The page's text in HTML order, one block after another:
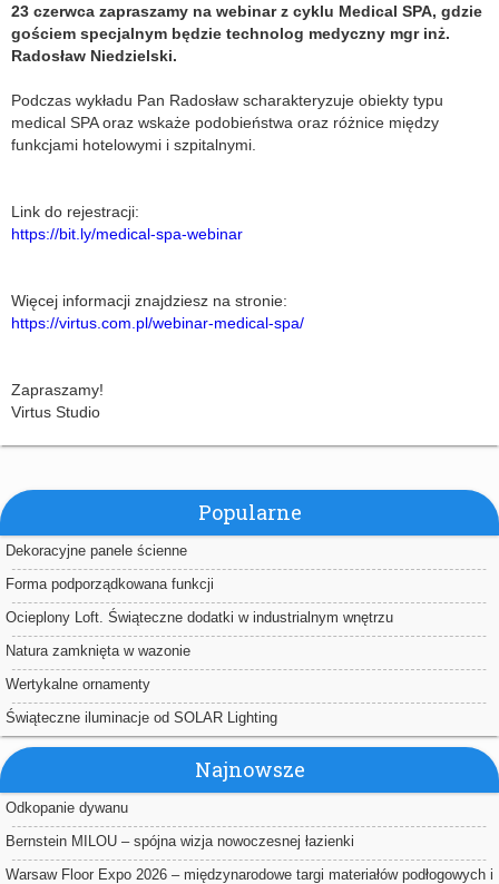
23 czerwca zapraszamy na webinar z cyklu Medical SPA, gdzie
gościem specjalnym będzie technolog medyczny mgr inż.
Radosław Niedzielski.
Podczas wykładu Pan Radosław scharakteryzuje obiekty typu
medical SPA oraz wskaże podobieństwa oraz różnice między
funkcjami hotelowymi i szpitalnymi.
Link do rejestracji:
https://bit.ly/medical-spa-webinar
Więcej informacji znajdziesz na stronie:
https://virtus.com.pl/webinar-medical-spa/
Zapraszamy!
Virtus Studio
Popularne
Dekoracyjne panele ścienne
Forma podporządkowana funkcji
Ocieplony Loft. Świąteczne dodatki w industrialnym wnętrzu
Natura zamknięta w wazonie
Wertykalne ornamenty
Świąteczne iluminacje od SOLAR Lighting
Najnowsze
Odkopanie dywanu
Bernstein MILOU – spójna wizja nowoczesnej łazienki
Warsaw Floor Expo 2026 – międzynarodowe targi materiałów podłogowych i